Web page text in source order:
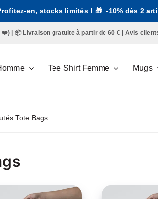
en, stocks limités ! 🎁 -10% dès 2
| 📦 Livraison gratuite à partir de 60 € | Avis clients
Tee Shirt Femme Mugs
Tote Bags